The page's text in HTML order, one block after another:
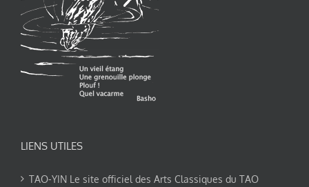
LIENS UTILES
TAO-YIN Le site officiel des Arts Classiques du TAO